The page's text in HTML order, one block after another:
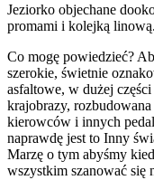
Jeziorko objechane
promami i kolejką linową.
Co mogę powiedzieć?
szerokie, świetnie
asfaltowe, w dużej
krajobrazy,
kierowców i innych
naprawdę jest to Inny
Marzę o tym abyśmy
wszystkim szanować się